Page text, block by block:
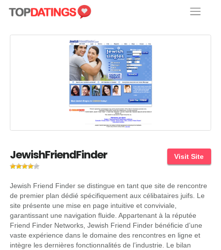
Visit Site
JewishFriendFinder
Jewish Friend Finder se distingue en tant que site de rencontre
de premier plan dédié spécifiquement aux célibataires juifs. Le
site présente une mise en page intuitive et conviviale,
garantissant une navigation fluide. Appartenant à la réputée
Friend Finder Networks, Jewish Friend Finder bénéficie d’une
vaste expérience dans le domaine des rencontres en ligne et
intègre les dernières fonctionnalités de l’industrie. Le bilan